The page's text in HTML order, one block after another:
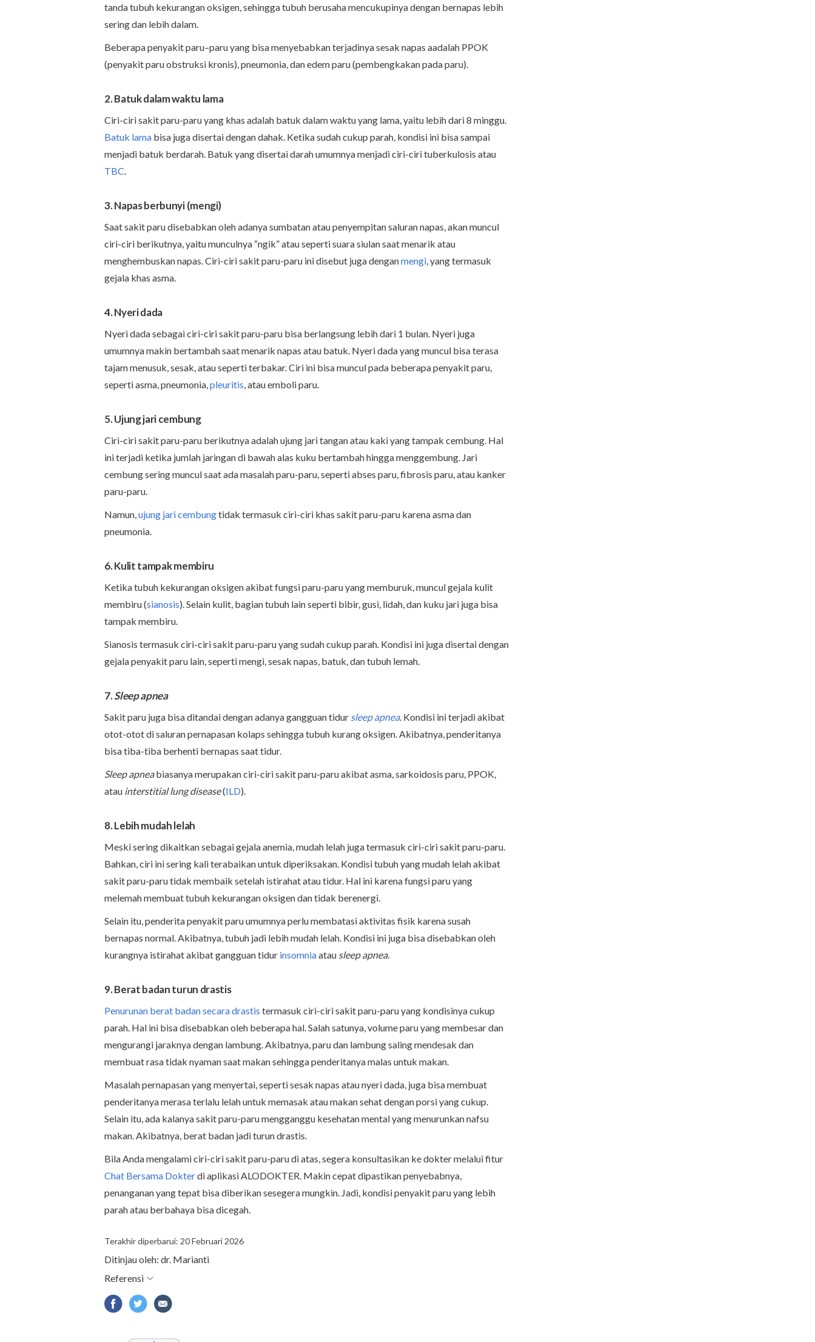
tanda tubuh kekurangan oksigen, sehingga tubuh berusaha mencukupinya dengan bernapas lebih
sering dan lebih dalam.
Beberapa penyakit paru–paru yang bisa menyebabkan terjadinya sesak napas aadalah PPOK
(penyakit paru obstruksi kronis), pneumonia, dan edem paru (pembengkakan pada paru).
2. Batuk dalam waktu lama
Ciri-ciri sakit paru-paru yang khas adalah batuk dalam waktu yang lama, yaitu lebih dari 8 minggu.
Batuk lama bisa juga disertai dengan dahak. Ketika sudah cukup parah, kondisi ini bisa sampai
menjadi batuk berdarah. Batuk yang disertai darah umumnya menjadi ciri-ciri tuberkulosis atau
TBC.
3. Napas berbunyi (mengi)
Saat sakit paru disebabkan oleh adanya sumbatan atau penyempitan saluran napas, akan muncul
ciri-ciri berikutnya, yaitu munculnya “ngik” atau seperti suara siulan saat menarik atau
menghembuskan napas. Ciri-ciri sakit paru-paru ini disebut juga denganmengi, yang termasuk
gejala khas asma.
4. Nyeri dada
Nyeri dada sebagai ciri-ciri sakit paru-paru bisa berlangsung lebih dari 1 bulan. Nyeri juga
umumnya makin bertambah saat menarik napas atau batuk. Nyeri dada yang muncul bisa terasa
tajam menusuk, sesak, atau seperti terbakar. Ciri ini bisa muncul pada beberapa penyakit paru,
seperti asma, pneumonia,pleuritis, atau emboli paru.
5. Ujung jari cembung
Ciri-ciri sakit paru-paru berikutnya adalah ujung jari tangan atau kaki yang tampak cembung. Hal
ini terjadi ketika jumlah jaringan di bawah alas kuku bertambah hingga menggembung. Jari
cembung sering muncul saat ada masalah paru-paru, seperti abses paru, fibrosis paru, atau kanker
paru-paru.
Namun,ujung jari cembungtidak termasuk ciri-ciri khas sakit paru-paru karena asma dan
pneumonia.
6. Kulit tampak membiru
Ketika tubuh kekurangan oksigen akibat fungsi paru-paru yang memburuk, muncul gejala kulit
membiru (sianosis). Selain kulit, bagian tubuh lain seperti bibir, gusi, lidah, dan kuku jari juga bisa
tampak membiru.
Sianosis termasuk ciri-ciri sakit paru-paru yang sudah cukup parah. Kondisi ini juga disertai dengan
gejala penyakit paru lain, seperti mengi, sesak napas, batuk, dan tubuh lemah.
7.Sleep apnea
Sakit paru juga bisa ditandai dengan adanya gangguan tidur sleep apnea. Kondisi ini terjadi akibat
otot-otot di saluran pernapasan kolaps sehingga tubuh kurang oksigen. Akibatnya, penderitanya
bisa tiba-tiba berhenti bernapas saat tidur.
Sleep apneabiasanya merupakan ciri-ciri sakit paru-paru akibat asma, sarkoidosis paru, PPOK,
atau interstitial lung disease(ILD).
8. Lebih mudah lelah
Meski sering dikaitkan sebagai gejala anemia, mudah lelah juga termasuk ciri-ciri sakit paru-paru.
Bahkan, ciri ini sering kali terabaikan untuk diperiksakan. Kondisi tubuh yang mudah lelah akibat
sakit paru-paru tidak membaik setelah istirahat atau tidur. Hal ini karena fungsi paru yang
melemah membuat tubuh kekurangan oksigen dan tidak berenergi.
Selain itu, penderita penyakit paru umumnya perlu membatasi aktivitas fisik karena susah
bernapas normal. Akibatnya, tubuh jadi lebih mudah lelah. Kondisi ini juga bisa disebabkan oleh
kurangnya istirahat akibat gangguan tidur insomniaatau sleep apnea.
9. Berat badan turun drastis
Penurunan berat badan secara drastis termasuk ciri-ciri sakit paru-paru yang kondisinya cukup
parah. Hal ini bisa disebabkan oleh beberapa hal. Salah satunya, volume paru yang membesar dan
mengurangi jaraknya dengan lambung. Akibatnya, paru dan lambung saling mendesak dan
membuat rasa tidak nyaman saat makan sehingga penderitanya malas untuk makan.
Masalah pernapasan yang menyertai, seperti sesak napas atau nyeri dada, juga bisa membuat
penderitanya merasa terlalu lelah untuk memasak atau makan sehat dengan porsi yang cukup.
Selain itu, ada kalanya sakit paru-paru mengganggu kesehatan mental yang menurunkan nafsu
makan. Akibatnya, berat badan jadi turun drastis.
Bila Anda mengalami ciri-ciri sakit paru-paru di atas, segera konsultasikan ke dokter melalui fitur
Chat Bersama Dokterdi aplikasi ALODOKTER. Makin cepat dipastikan penyebabnya,
penanganan yang tepat bisa diberikan sesegera mungkin. Jadi, kondisi penyakit paru yang lebih
parah atau berbahaya bisa dicegah.
Terakhir diperbarui: 20 Februari 2026